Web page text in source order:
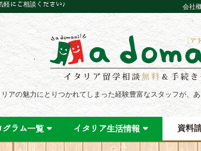
にご相談ください♪ 会社
アの魅力にとりつかれてしまった経験豊富なスタッフが、
グラム一覧 イタリア生活情報 資料